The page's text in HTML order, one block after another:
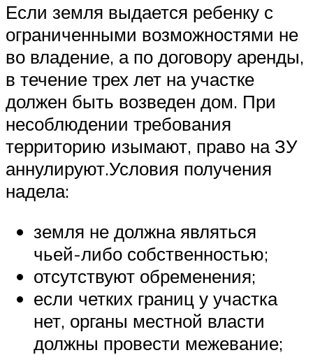
Если земля выдается ребенку с
ограниченными возможностями не
во владение, а по договору аренды,
в течение трех лет на участке
должен быть возведен дом. При
несоблюдении требования
территорию изымают, право на ЗУ
аннулируют.Условия получения
надела:
земля не должна являться
чьей-либо собственностью;
отсутствуют обременения;
если четких границ у участка
нет, органы местной власти
должны провести межевание;